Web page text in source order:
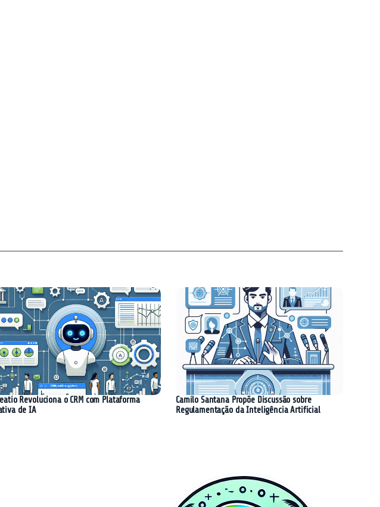
Revoluciona o CRM com Plataforma
de IA
Camilo Santana Propõe Discussão sobre
Regulamentação da Inteligência Artificial